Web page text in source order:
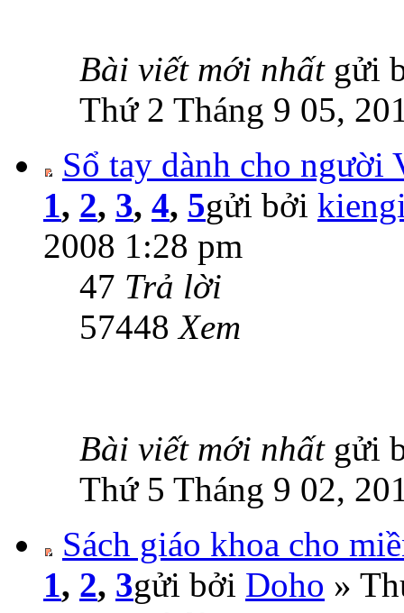
Bài viết mới nhất gửi
Thứ 2 Tháng 9 05,
Sổ tay dành cho người
1, 2, 3, 4, 5gửi bởi
2008 1:28 pm
47 Trả lời
57448Xem
Bài viết mới nhất gửi
Thứ 5 Tháng 9 02,
Sách giáo khoa cho
1, 2, 3gửi bởi Doho »